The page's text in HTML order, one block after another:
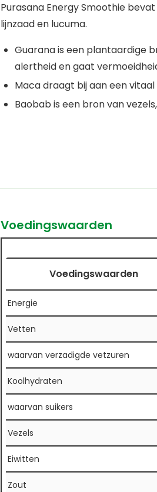
Purasana Energy Smoothie
lijnzaad en lucuma.
Guarana is een plantaardige
alertheid en gaat
Maca draagt bij aan een vitaal
Baobab is een bron van
Voedingswaarden
Voedingswaarden
Energie
Vetten
waarvan verzadigde vetzuren
Koolhydraten
waarvan suikers
Vezels
Eiwitten
Zout